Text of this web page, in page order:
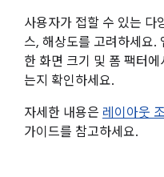
사용자가 접할 수 있는 다
스, 해상도를 고려하세요.
한 화면 크기 및 폼 팩터
는지 확인하세요.
자세한 내용은 레이아웃
가이드를 참고하세요.